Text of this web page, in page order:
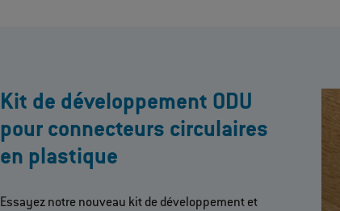
Kit de développement ODU
pour connecteurs circulaires
en plastique
Essayez notre nouveau kit de développement et